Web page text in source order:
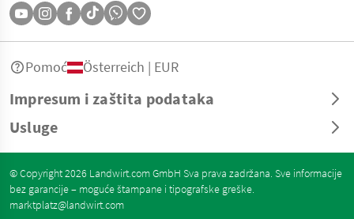
Impresum i zaštita podataka
Usluge
Pomoć Österreich | EUR
© Copyright 2026 Landwirt.com GmbH Sva prava zadržana. Sve informacije
bez garancije – moguće štampane i tipografske greške.
marktplatz@landwirt.com